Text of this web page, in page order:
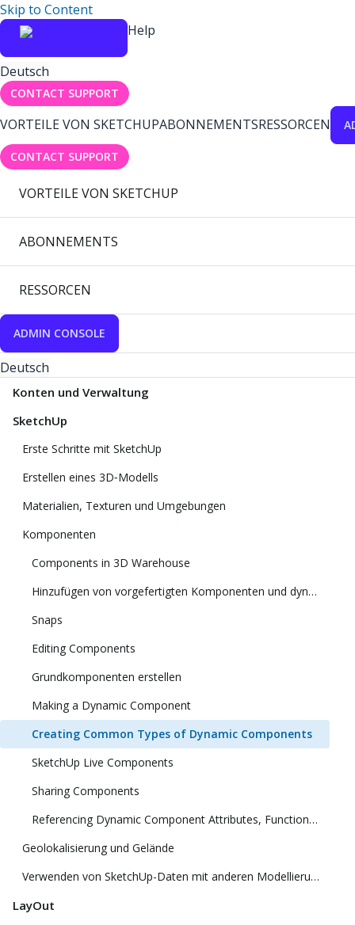
Skip to Content
Help
Deutsch
CONTACT SUPPORT
VORTEILE VON SKETCHUPABONNEMENTSRESSORCEN
CONTACT SUPPORT
VORTEILE VON SKETCHUP
ABONNEMENTS
RESSORCEN
ADMIN CONSOLE
Deutsch
Konten und Verwaltung
SketchUp
Erste Schritte mit SketchUp
Erstellen eines 3D‑Modells
Materialien, Texturen und Umgebungen
Komponenten
Components in 3D Warehouse
Hinzufügen von vorgefertigten Komponenten und dynamischen Komponenten
Snaps
Editing Components
Grundkomponenten erstellen
Making a Dynamic Component
Creating Common Types of Dynamic Components
SketchUp Live Components
Sharing Components
Referencing Dynamic Component Attributes, Functions, HTML Tags, and Operators
Geolokalisierung und Gelände
Verwenden von SketchUp-Daten mit anderen Modellierungsprogrammen oder Tools
LayOut